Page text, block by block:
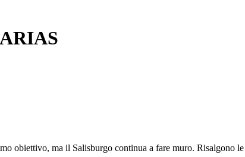
obiettivo, ma il Salisburgo continua a fare muro. Risalgono